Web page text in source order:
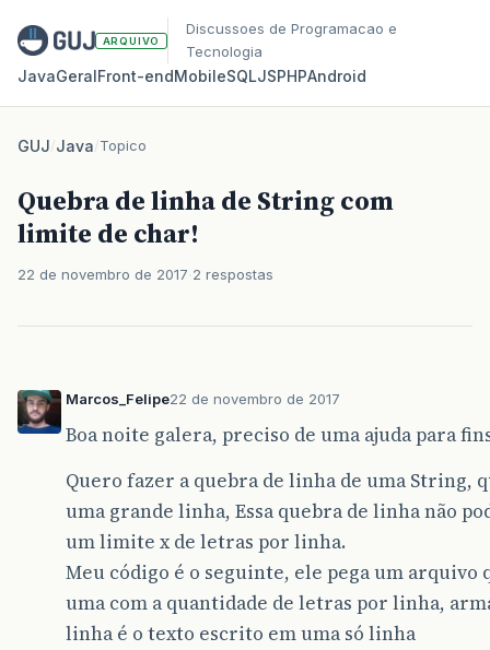
ARQUIVO
Discussoes de Programacao e
Tecnologia
JavaGeralFront‑endMobileSQLJSPHPAndroid
GUJ/Java/Topico
Quebra de linha de String com
limite de char!
22 de novembro de 2017 2 respostas
Marcos_Felipe22 de novembro de 2017
Boa noite galera, preciso de uma ajuda para
Quero fazer a quebra de linha de uma String,
uma grande linha, Essa quebra de linha não
um limite x de letras por linha.
Meu código é o seguinte, ele pega um arquivo
uma com a quantidade de letras por linha,
linha é o texto escrito em uma só linha